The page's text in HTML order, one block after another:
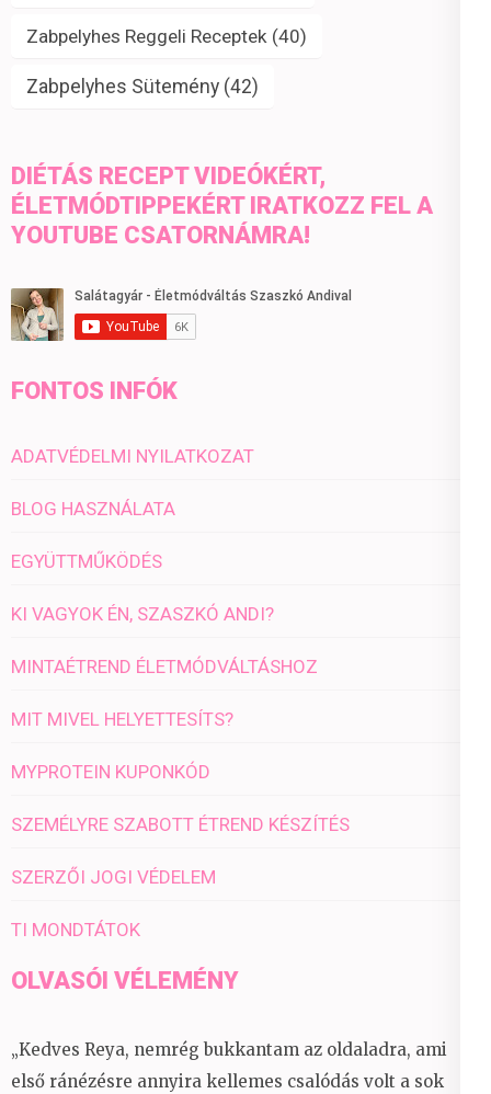
Zabpelyhes Reggeli Receptek (40)
Zabpelyhes Sütemény (42)
DIÉTÁS RECEPT VIDEÓKÉRT,
ÉLETMÓDTIPPEKÉRT IRATKOZZ FEL A
YOUTUBE CSATORNÁMRA!
FONTOS INFÓK
ADATVÉDELMI NYILATKOZAT
BLOG HASZNÁLATA
EGYÜTTMŰKÖDÉS
KI VAGYOK ÉN, SZASZKÓ ANDI?
MINTAÉTREND ÉLETMÓDVÁLTÁSHOZ
MIT MIVEL HELYETTESÍTS?
MYPROTEIN KUPONKÓD
SZEMÉLYRE SZABOTT ÉTREND KÉSZÍTÉS
SZERZŐI JOGI VÉDELEM
TI MONDTÁTOK
OLVASÓI VÉLEMÉNY
„Kedves Reya, nemrég bukkantam az oldaladra, ami
első ránézésre annyira kellemes csalódás volt a sok